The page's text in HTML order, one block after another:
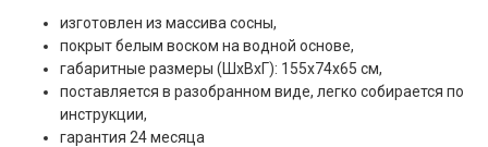
изготовлен из массива сосны,
покрыт белым воском на водной основе,
габаритные размеры (ШxВxГ): 155x74x65 см,
поставляется в разобранном виде, легко собирается по
инструкции,
гарантия 24 месяца